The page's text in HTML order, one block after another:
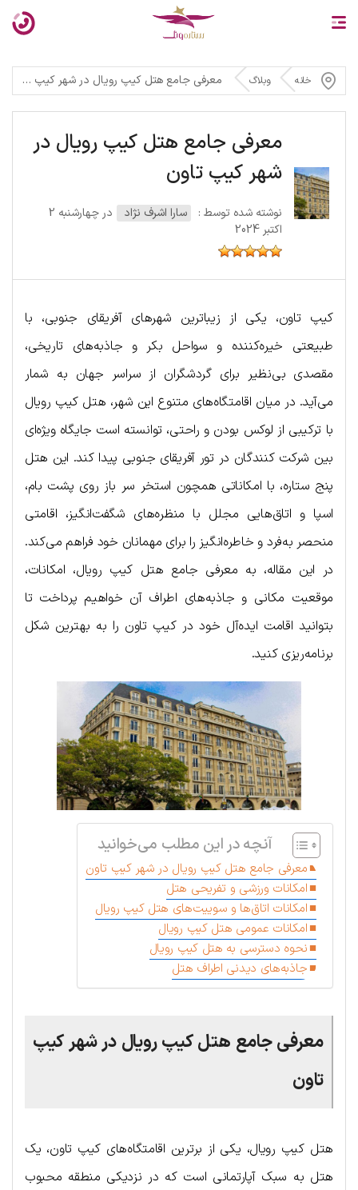
خانه وبلاگ معرفی جامع هتل کیپ رویال در شهر کیپ تاون
معرفی جامع هتل کیپ رویال در
شهر کیپ تاون
نوشته شده توسط : سارا اشرف نژاد
در چهارشنبه 2
اکتبر 2024
کیپ تاون، یکی از زیباترین شهرهای آفریقای جنوبی، با
طبیعتی خیره‌کننده و سواحل بکر و جاذبه‌های تاریخی،
مقصدی بی‌نظیر برای گردشگران از سراسر جهان به شمار
می‌آید. در میان اقامتگاه‌های متنوع این شهر، هتل کیپ رویال
با ترکیبی از لوکس بودن و راحتی، توانسته است جایگاه ویژه‌ای
بین شرکت کنندگان در تور آفریقای جنوبی پیدا کند. این هتل
پنج ستاره، با امکاناتی همچون استخر سر باز روی پشت بام،
اسپا و اتاق‌هایی مجلل با منظره‌های شگفت‌انگیز، اقامتی
منحصر به‌فرد و خاطره‌انگیز را برای مهمانان خود فراهم می‌کند.
در این مقاله، به معرفی جامع هتل کیپ رویال، امکانات،
موقعیت مکانی و جاذبه‌های اطراف آن خواهیم پرداخت تا
بتوانید اقامت ایده‌آل خود در کیپ تاون را به بهترین شکل
برنامه‌ریزی کنید.
آنچه در این مطلب می‌خوانید
معرفی جامع هتل کیپ رویال در شهر کیپ تاون
امکانات ورزشی و تفریحی هتل
امکانات اتاق‌ها و سوییت‌های هتل کیپ رویال
امکانات عمومی هتل کیپ رویال
نحوه دسترسی به هتل کیپ رویال
جاذبه‌های دیدنی اطراف هتل
معرفی جامع هتل کیپ رویال در شهر کیپ
تاون
هتل کیپ رویال، یکی از برترین اقامتگاه‌های کیپ تاون، یک
هتل به سبک آپارتمانی است که در نزدیکی منطقه محبوب